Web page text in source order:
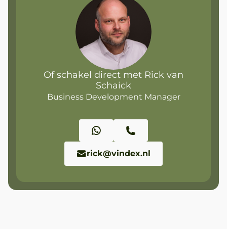
Of schakel direct met Rick van
Schaick
Business Development Manager
rick@vindex.nl